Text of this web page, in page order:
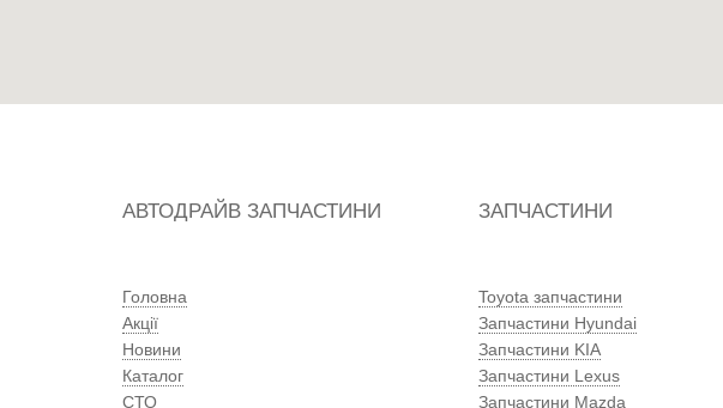
АВТОДРАЙВ ЗАПЧАСТИНИ
Головна
Акції
Новини
Каталог
СТО
ЗАПЧАСТИНИ
Toyota запчастини
Запчастини Hyundai
Запчастини KIA
Запчастини Lexus
Запчастини Mazda